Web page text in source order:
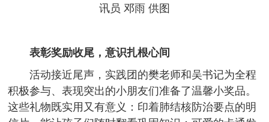
讯员 邓雨 供图
表彰奖励收尾，意识扎根心间
活动接近尾声，实践团的樊老师和吴书记为全程
积极参与、表现突出的小朋友们准备了温馨小奖品。
这些礼物既实用又有意义：印着肺结核防治要点的明